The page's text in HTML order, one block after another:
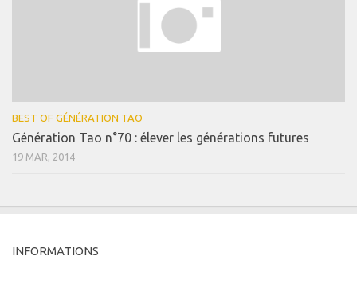
BEST OF GÉNÉRATION TAO
Génération Tao n°70 : élever les générations futures
19 MAR, 2014
INFORMATIONS